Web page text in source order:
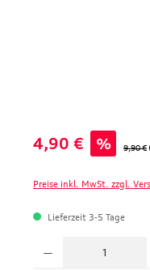
Verkaufspreis:
4,90 € % 9,90 €
Preise inkl. MwSt. zzgl.
Lieferzeit 3-5 Tage